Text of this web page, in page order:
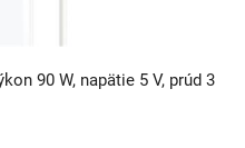
90 W, napätie 5 V, prúd 3